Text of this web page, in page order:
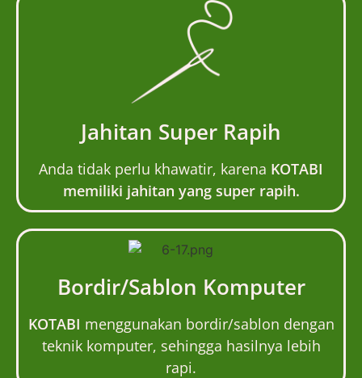
Jahitan Super Rapih
Anda tidak perlu khawatir, karena KOTABI
memiliki jahitan yang super rapih.
Bordir/Sablon Komputer
KOTABI menggunakan bordir/sablon dengan
teknik komputer, sehingga hasilnya lebih
rapi.